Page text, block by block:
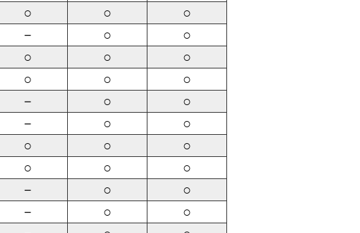
○ ○ ○
－ ○ ○
○ ○ ○
○ ○ ○
－ ○ ○
－ ○ ○
○ ○ ○
○ ○ ○
－ ○ ○
－ ○ ○